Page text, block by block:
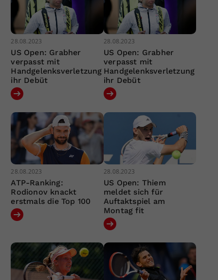
28.08.2023
US Open: Grabher
verpasst mit
Handgelenksverletzung
ihr Debüt
28.08.2023
US Open: Grabher
verpasst mit
Handgelenksverletzung
ihr Debüt
28.08.2023
ATP-Ranking:
Rodionov knackt
erstmals die Top 100
28.08.2023
US Open: Thiem
meldet sich für
Auftaktspiel am
Montag fit